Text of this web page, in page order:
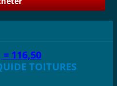
= 116,50
TOITURES